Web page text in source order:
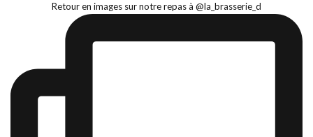
Retour en images sur notre repas à @la_brasserie_d